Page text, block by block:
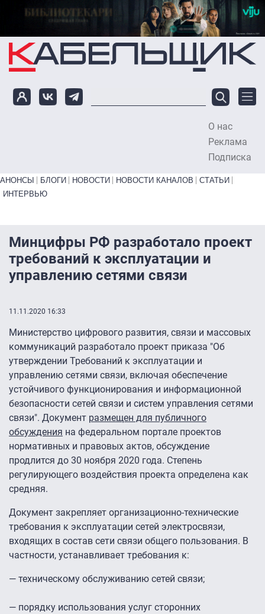
Перейти к основному содержанию
О нас
Реклама
Подписка
Primary links bottom
АНОНСЫ БЛОГИ НОВОСТИ НОВОСТИ КАНАЛОВ
СТАТЬИ
ИНТЕРВЬЮ
Минцифры РФ разработало проект
требований к эксплуатации и
управлению сетями связи
11.11.2020 16:33
Министерство цифрового развития, связи и массовых
коммуникаций разработало проект приказа "Об
утверждении Требований к эксплуатации и
управлению сетями связи, включая обеспечение
устойчивого функционирования и информационной
безопасности сетей связи и систем управления сетями
связи". Документ размещен для публичного
обсуждения на федеральном портале проектов
нормативных и правовых актов, обсуждение
продлится до 30 ноября 2020 года. Степень
регулирующего воздействия проекта определена как
средняя.
Документ закрепляет организационно-технические
требования к эксплуатации сетей электросвязи,
входящих в состав сети связи общего пользования. В
частности, устанавливает требования к:
— техническому обслуживанию сетей связи;
— порядку использования услуг сторонних